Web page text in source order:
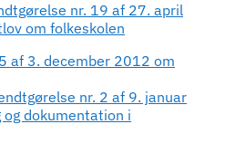
nr. 19 af 27. april
om folkeskolen
af 3. december 2012 om
nr. 2 af 9. januar
dokumentation i